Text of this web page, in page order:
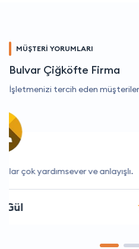
MÜŞTERİ YORUMLARI
Bulvar Çiğköfte Firma
İşletmenizi tercih eden
Her zaman memnun kaldığım
Onur Altın